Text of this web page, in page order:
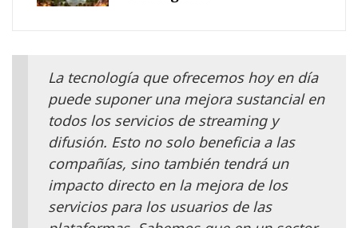
La tecnología que ofrecemos hoy en día
puede suponer una mejora sustancial en
todos los servicios de streaming y
difusión. Esto no solo beneficia a las
compañías, sino también tendrá un
impacto directo en la mejora de los
servicios para los usuarios de las